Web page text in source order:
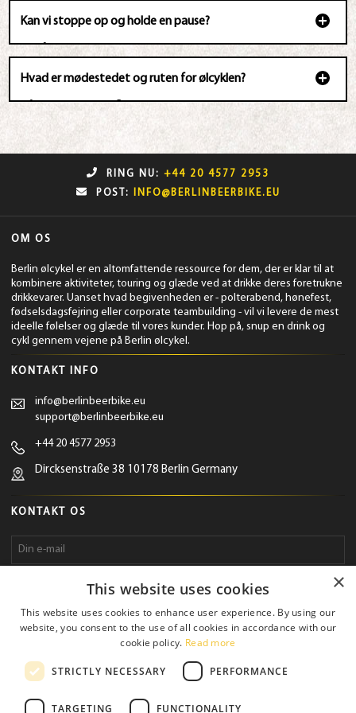
at køre på den selv under snevejr.
Kan vi stoppe op og holde en pause?
Selvfølgelig, hvis du vil tage et billede eller se en
chauffør, og de vil stoppe Beer Bike for en pause
Hvad er mødestedet og ruten for ølcyklen?
Afhentnings- og afleveringsstederne er sat til Köpenicker
Str. 11, 10997 Berlin, Tyskland. Du kan se mødestedet ved at
Berlin Beer Bike Meeting Point.
Vi turnerer i Berlin-distrikterne, der passerer gennem Uber-
Arena, Wall Museum, Train Station East, Oberbaumbrücke-
land, Oberbaumbrücke og andre lande.
RING NU:
+44 20 4577 2953
POST:
INFO@BERLINBEERBIKE.EU
OM OS
Berlin ølcykel er en altomfattende ressource for dem, der er klar til at
kombinere aktiviteter, touring og glæde ved at drikke deres foretrukne
drikkevarer. Uanset hvad begivenheden er - polterabend, hønefest,
fødselsdagsfejring eller corporate teambuilding - vil vi levere de mest
ideelle følelser og glæde til vores kunder. Hop på, snup en drink og
cykl gennem vejene på Berlin ølcykel.
KONTAKT INFO
info@berlinbeerbike.eu
support@berlinbeerbike.eu
+44 20 4577 2953
Dircksenstraße 38 10178 Berlin Germany
KONTAKT OS
anmodning
×
This website uses cookies
This website uses cookies to enhance user experience. By using our
website, you consent to the use of all cookies in accordance with our
cookie policy. Read more
STRICTLY NECESSARY PERFORMANCE
TARGETING FUNCTIONALITY